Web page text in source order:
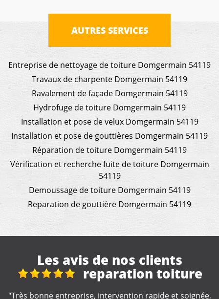
AUTRES SERVICES
Entreprise de nettoyage de toiture Domgermain 54119
Travaux de charpente Domgermain 54119
Ravalement de façade Domgermain 54119
Hydrofuge de toiture Domgermain 54119
Installation et pose de velux Domgermain 54119
Installation et pose de gouttières Domgermain 54119
Réparation de toiture Domgermain 54119
Vérification et recherche fuite de toiture Domgermain
54119
Demoussage de toiture Domgermain 54119
Reparation de gouttière Domgermain 54119
Les avis de nos clients
Super
"Très satisfait super travail et très bon rapport